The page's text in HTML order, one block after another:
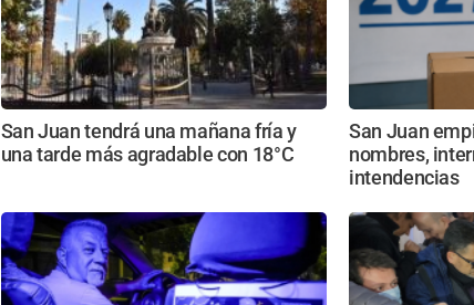
San Juan tendrá una mañana fría y
una tarde más agradable con 18°C
San Juan
nombres,
intendencias